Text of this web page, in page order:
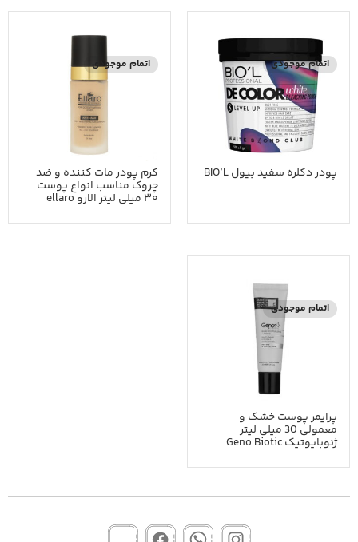
اتمام موجودی
پودر دکلره سفید بیول BIO’L
اتمام موجودی
کرم پودر مات ‎‎کننده‎ و ضد
چروک مناسب انواع پوست
۳۰ میلی ‎لیتر الارو ellaro
اتمام موجودی
پرایمر پوست خشک و
معمولی 30 میلی لیتر
ژنوبایوتیک Geno Biotic